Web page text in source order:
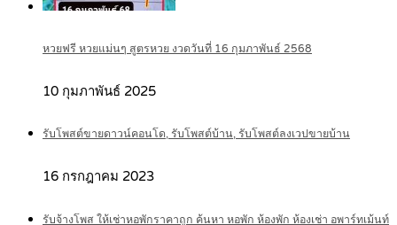
หวยฟรี หวยแม่นๆ สูตรหวย งวดวันที่ 16 กุมภาพันธ์ 2568
10 กุมภาพันธ์ 2025
รับโพสต์ขายดาวน์คอนโด, รับโพสต์บ้าน, รับโพสต์ลงเวปขายบ้าน
16 กรกฎาคม 2023
รับจ้างโพส ให้เช่าหอพักราคาถูก ค้นหา หอพัก ห้องพัก ห้องเช่า อพาร์ทเม้นท์